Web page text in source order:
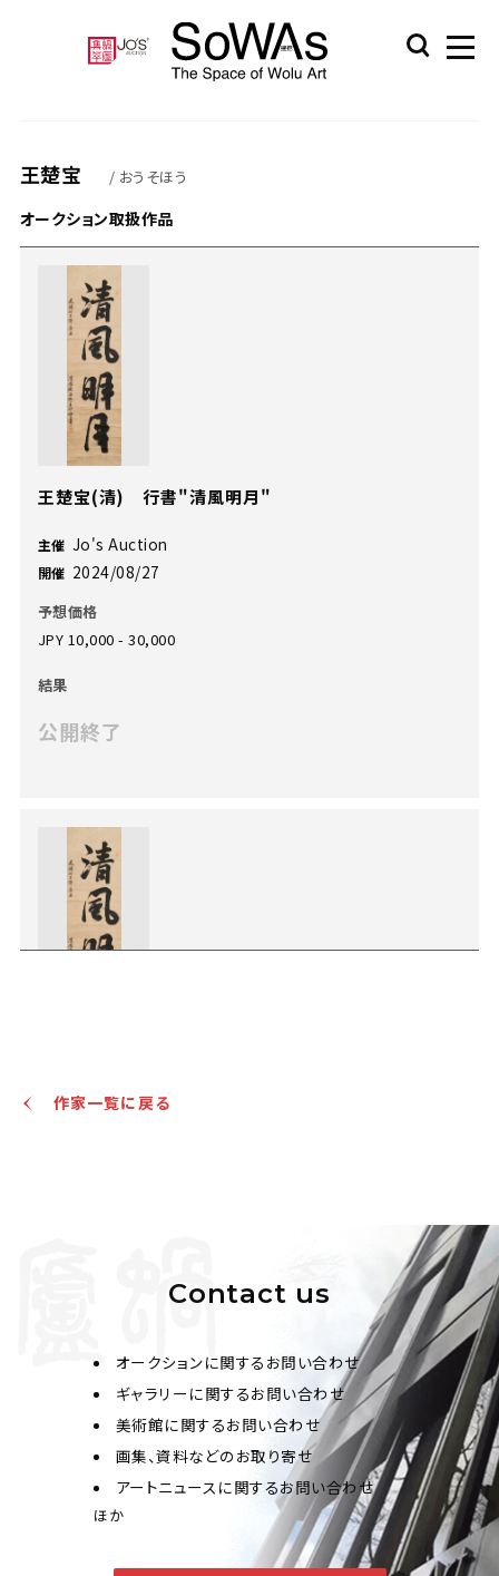
王楚宝 / おうそほう
オークション取扱作品
王楚宝(清) 行書"清風明月"
主催 Jo's Auction
開催 2024/08/27
予想価格
JPY 10,000 - 30,000
結果
公開終了
主催 Jo's Auction
作家一覧に戻る
Contact us
オークションに関するお問い合わせ
ギャラリーに関するお問い合わせ
美術館に関するお問い合わせ
画集、資料などのお取り寄せ
アートニュースに関するお問い合わせ
ほか